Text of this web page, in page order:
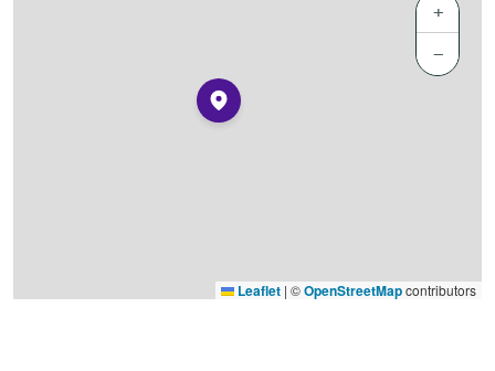
+
−
Leaflet | ©OpenStreetMapcontributors